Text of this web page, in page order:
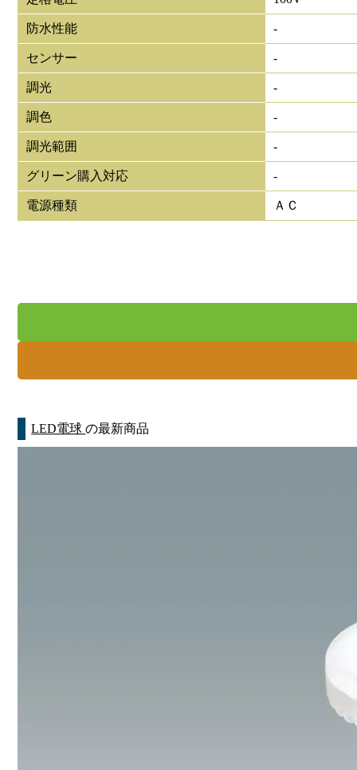
防水性能 -
センサー -
調光 -
調色 -
調光範囲 -
グリーン購入対応 -
電源種類 ＡＣ
LED電球の最新商品